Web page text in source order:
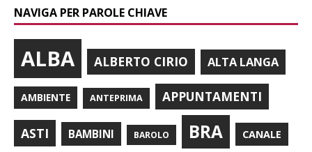
NAVIGA PER PAROLE CHIAVE
ALBA ALBERTO CIRIO ALTA LANGA
AMBIENTE ANTEPRIMA APPUNTAMENTI
ASTI BAMBINI BAROLO BRA CANALE